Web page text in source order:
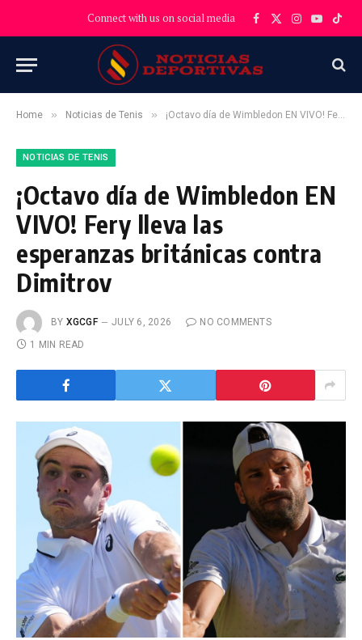
Connect with us on social media Facebook
X
Instagram
YouTube
Home » Noticias de Tenis » ¡Octavo día de Wimbledon EN VIVO! Fery lleva las esperanzas británicas contra Dimitrov
NOTICIAS DE TENIS
¡Octavo día de Wimbledon EN
VIVO! Fery lleva las
esperanzas británicas contra
Dimitrov
BY XGCGF JULY 6, 2026
NO COMMENTS
1 MIN READ